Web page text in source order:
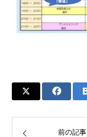
前の記事